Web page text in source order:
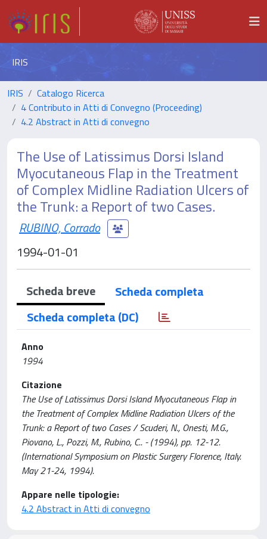
IRIS
IRIS
Catalogo Ricerca
4 Contributo in Atti di Convegno (Proceeding)
4.2 Abstract in Atti di convegno
The Use of Latissimus Dorsi Island
Myocutaneous Flap in the Treatment
of Complex Midline Radiation Ulcers of
the Trunk: a Report of two Cases.
RUBINO, Corrado
1994-01-01
Scheda breve
Scheda completa
Scheda completa (DC)
Anno
1994
Citazione
The Use of Latissimus Dorsi Island Myocutaneous Flap in
the Treatment of Complex Midline Radiation Ulcers of the
Trunk: a Report of two Cases / Scuderi, N., Onesti, M.G.,
Piovano, L., Pozzi, M., Rubino, C.. - (1994), pp. 12-12.
(International Symposium on Plastic Surgery Florence, Italy.
May 21-24, 1994).
Appare nelle tipologie:
4.2 Abstract in Atti di convegno